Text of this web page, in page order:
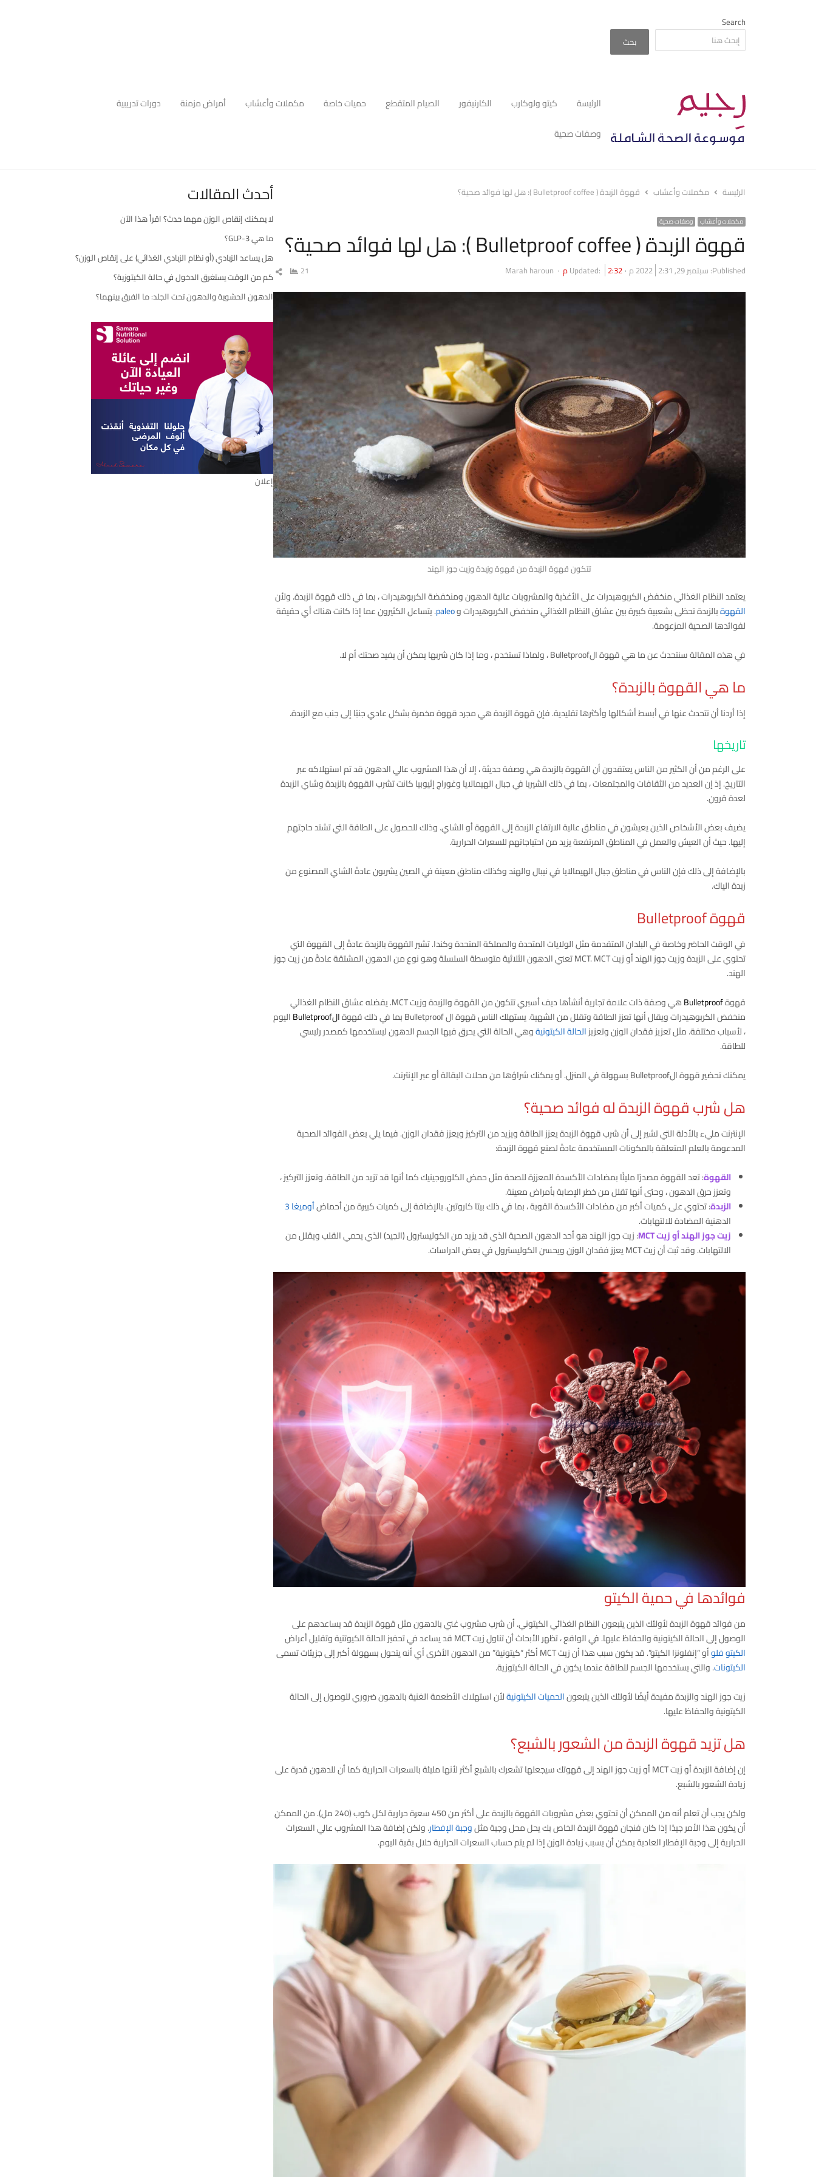
Search
بحث
الرئيسة كيتو ولوكارب الكارنيفور الصيام المتقطع حميات خاصة مكملات وأعشاب أمراض مزمنة
دورات تدريبية
وصفات صحية
الرئيسة مكملات وأعشاب قهوة الزبدة ( Bulletproof coffee ): هل لها فوائد صحية؟
مكملات وأعشاب وصفات صحية
قهوة الزبدة ( Bulletproof coffee ): هل لها فوائد صحية؟
Published: سبتمبر 29, 2022 2:31 م Updated: 2:32 م Author
Marah haroun
21
شارك
المقال
تتكون قهوة الزبدة من قهوة وزبدة وزيت جوز الهند
يعتمد النظام الغذائي منخفض الكربوهيدرات على الأغذية والمشروبات عالية الدهون ومنخفضة الكربوهيدرات ، بما في ذلك قهوة الزبدة. ولأن
القهوةبالزبدة تحظى بشعبية كبيرة بين عشاق النظام الغذائي منخفض الكربوهيدرات وpaleo. يتساءل الكثيرون عما إذا كانت هناك أي حقيقة
لفوائدها الصحية المزعومة.
في هذه المقالة سنتحدث عن ما هي قهوة الBulletproof ، ولماذا تستخدم ، وما إذا كان شربها يمكن أن يفيد صحتك أم لا.
ما هي القهوة بالزبدة؟
إذا أردنا أن نتحدث عنها في أبسط أشكالها وأكثرها تقليدية. فإن قهوة الزبدة هي مجرد قهوة مخمرة بشكل عادي جنبًا إلى جنب مع الزبدة.
تاريخها
على الرغم من أن الكثير من الناس يعتقدون أن القهوة بالزبدة هي وصفة حديثة ، إلا أن هذا المشروب عالي الدهون قد تم استهلاكه عبر
التاريخ. إذ إن العديد من الثقافات والمجتمعات ، بما في ذلك الشيربا في جبال الهيمالايا وغوراج إثيوبيا كانت تشرب القهوة بالزبدة وشاي الزبدة
لعدة قرون.
يضيف بعض الأشخاص الذين يعيشون في مناطق عالية الارتفاع الزبدة إلى القهوة أو الشاي. وذلك للحصول على الطاقة التي تشتد حاجتهم
إليها. حيث أن العيش والعمل في المناطق المرتفعة يزيد من احتياجاتهم للسعرات الحرارية.
بالإضافة إلى ذلك فإن الناس في مناطق جبال الهيمالايا في نيبال والهند وكذلك مناطق معينة في الصين يشربون عادةً الشاي المصنوع من
زبدة الياك.
قهوة Bulletproof
في الوقت الحاضر وخاصة في البلدان المتقدمة مثل الولايات المتحدة والمملكة المتحدة وكندا. تشير القهوة بالزبدة عادةً إلى القهوة التي
تحتوي على الزبدة وزيت جوز الهند أو زيت MCT. MCT تعني الدهون الثلاثية متوسطة السلسلة وهو نوع من الدهون المشتقة عادةً من زيت جوز
الهند.
قهوةBulletproof
هي وصفة ذات علامة تجارية أنشأها ديف أسبري تتكون من القهوة والزبدة وزيت MCT. يفضله عشاق النظام الغذائي
منخفض الكربوهيدرات ويقال أنها تعزز الطاقة وتقلل من الشهية. يستهلك الناس قهوة ال Bulletproof بما في ذلك قهوة
الBulletproof
اليوم
، لأسباب مختلفة. مثل تعزيز فقدان الوزن وتعزيزالحالة الكيتونيةوهي الحالة التي يحرق فيها الجسم الدهون ليستخدمها كمصدر رئيسي
للطاقة.
يمكنك تحضير قهوة الBulletproof بسهولة في المنزل. أو يمكنك شراؤها من محلات البقالة أو عبر الإنترنت.
هل شرب قهوة الزبدة له فوائد صحية؟
الإنترنت مليء بالأدلة التي تشير إلى أن شرب قهوة الزبدة يعزز الطاقة ويزيد من التركيز ويعزز فقدان الوزن. فيما يلي بعض الفوائد الصحية
المدعومة بالعلم المتعلقة بالمكونات المستخدمة عادةً لصنع قهوة الزبدة:
القهوة: تعد القهوة مصدرًا مليئًا بمضادات الأكسدة المعززة للصحة مثل حمض الكلوروجينيك كما أنها قد تزيد من الطاقة. وتعزز التركيز ،
وتعزز حرق الدهون ، وحتى أنها تقلل من خطر الإصابة بأمراض معينة.
الزبدة: تحتوي على كميات أكبر من مضادات الأكسدة القوية ، بما في ذلك بيتا كاروتين. بالإضافة إلى كميات كبيرة من أحماضأوميغا 3
الدهنية المضادة للالتهابات.
زيت جوز الهند أو زيت MCT
: زيت جوز الهند هو أحد الدهون الصحية الذي قد يزيد من الكوليسترول (الجيد) الذي يحمي القلب ويقلل من
الالتهابات. وقد ثبت أن زيت MCT يعزز فقدان الوزن ويحسن الكوليسترول في بعض الدراسات.
فوائدها في حمية الكيتو
من فوائد قهوة الزبدة لأولئك الذين يتبعون النظام الغذائي الكيتوني. أن شرب مشروب غني بالدهون مثل قهوة الزبدة قد يساعدهم على
الوصول إلى الحالة الكيتونية والحفاظ عليها. في الواقع ، تظهر الأبحاث أن تناول زيت MCT قد يساعد في تحفيز الحالة الكيوتنية وتقليل أعراض
الكيتو فلوأو “إنفلونزا الكيتو”. قد يكون سبب هذا أن زيت MCT أكثر “كيتونية” من الدهون الأخرى أي أنه يتحول بسهولة أكبر إلى جزيئات تسمى
الكيتونات. والتي يستخدمها الجسم للطاقة عندما يكون في الحالة الكيتوزية.
زيت جوز الهند والزبدة مفيدة أيضًا لأولئك الذين يتبعونالحميات الكيتونيةلأن استهلاك الأطعمة الغنية بالدهون ضروري للوصول إلى الحالة
الكيتونية والحفاظ عليها.
هل تزيد قهوة الزبدة من الشعور بالشبع؟
إن إضافة الزبدة أو زيت MCT أو زيت جوز الهند إلى قهوتك سيجعلها تشعرك بالشبع أكثر لأنها مليئة بالسعرات الحرارية كما أن للدهون قدرة على
زيادة الشعور بالشبع.
ولكن يجب أن تعلم أنه من الممكن أن تحتوي بعض مشروبات القهوة بالزبدة على أكثر من 450 سعرة حرارية لكل كوب (240 مل). من الممكن
أن يكون هذا الأمر جيدًا إذا كان فنجان قهوة الزبدة الخاص بك يحل محل وجبة مثلوجبة الإفطار. ولكن إضافة هذا المشروب عالي السعرات
الحرارية إلى وجبة الإفطار العادية يمكن أن يسبب زيادة الوزن إذا لم يتم حساب السعرات الحرارية خلال بقية اليوم.
أحدث المقالات
لا يمكنك إنقاص الوزن مهما حدث؟ اقرأ هذا الآن
ما هي GLP-3؟
هل يساعد الزبادي (أو نظام الزبادي الغذائي) على إنقاص الوزن؟
كم من الوقت يستغرق الدخول في حالة الكيتوزية؟
الدهون الحشوية والدهون تحت الجلد: ما الفرق بينهما؟
إعلان